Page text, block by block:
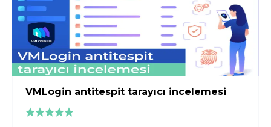
VMLogin antitespit tarayıcı incelemesi